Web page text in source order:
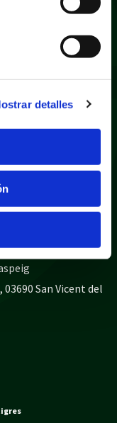
detalles
965 675 814
San Vicent del